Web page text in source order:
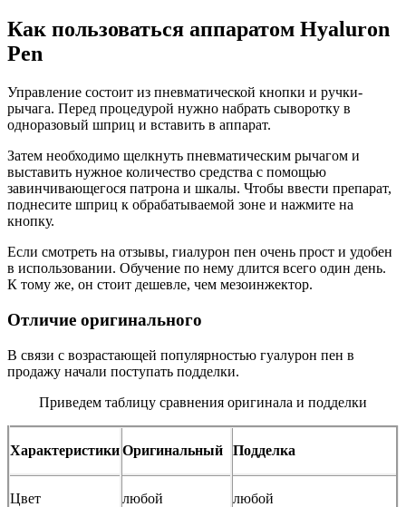
Как пользоваться аппаратом Hyaluron
Pen
Управление состоит из пневматической кнопки и ручки-
рычага. Перед процедурой нужно набрать сыворотку в
одноразовый шприц и вставить в аппарат.
Затем необходимо щелкнуть пневматическим рычагом и
выставить нужное количество средства с помощью
завинчивающегося патрона и шкалы. Чтобы ввести препарат,
поднесите шприц к обрабатываемой зоне и нажмите на
кнопку.
Если смотреть на отзывы, гиалурон пен очень прост и удобен
в использовании. Обучение по нему длится всего один день.
К тому же, он стоит дешевле, чем мезоинжектор.
Отличие оригинального
В связи с возрастающей популярностью гуалурон пен в
продажу начали поступать подделки.
Приведем таблицу сравнения оригинала и подделки
ХарактеристикиОригинальный Подделка
Цвет любой любой